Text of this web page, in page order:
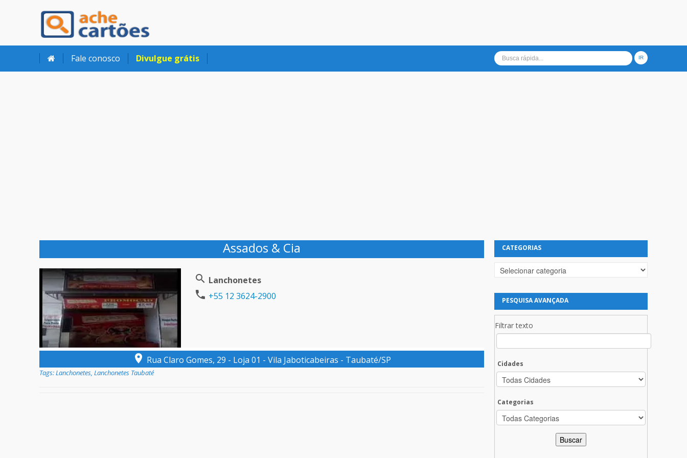
Ache Cartões
Fale conosco Divulgue grátis
Assados & Cia
Lanchonetes
+55 12 3624-2900
Rua Claro Gomes, 29 - Loja 01 - Vila Jaboticabeiras - Taubaté/SP
Tags:Lanchonetes, Lanchonetes Taubaté
CATEGORIAS
Categorias
PESQUISA AVANÇADA
Filtrar texto
Cidades
Categorias